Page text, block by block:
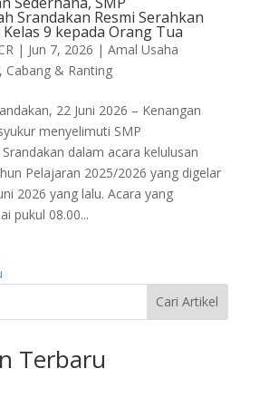
Srandakan Resmi Serahkan
Kelas 9 kepada Orang Tua
| Jun 7, 2026 | Amal Usaha
, Cabang & Ranting
22 Juni 2026 – Kenangan
menyelimuti SMP
dalam acara kelulusan
Pelajaran 2025/2026 yang digelar
2026 yang lalu. Acara yang
pukul 08.00...
Cari Artikel
Terbaru